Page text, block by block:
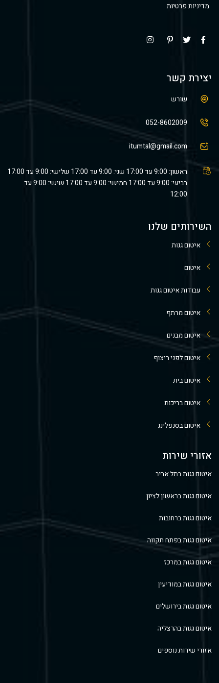
מדיניות פרטיות
יצירת קשר
שורש
052-8602009
itumtal@gmail.com
ראשון: 9:00 עד 17:00 שני: 9:00 עד 17:00 שלישי: 9:00 עד 17:00
רביעי: 9:00 עד 17:00 חמישי: 9:00 עד 17:00 שישי: 9:00 עד
12:00
השירותים שלנו
איטום גגות
איטום
עבודות איטום גגות
איטום מרתף
איטום מבנים
איטום לפני ריצוף
איטום בית
איטום בריכות
איטום בסנפלינג
אזורי שירות
איטום גגות בתל אביב
איטום גגות בראשון לציון
איטום גגות ברחובות
איטום גגות בפתח תקווה
איטום גגות במרכז
איטום גגות במודיעין
איטום גגות בירושלים
איטום גגות בהרצליה
אזורי שירות נוספים